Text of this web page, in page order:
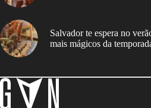
Salvador te espera no
mais mágicos da